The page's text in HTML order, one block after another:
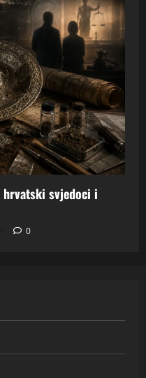
hrvatski svjedoci i
0